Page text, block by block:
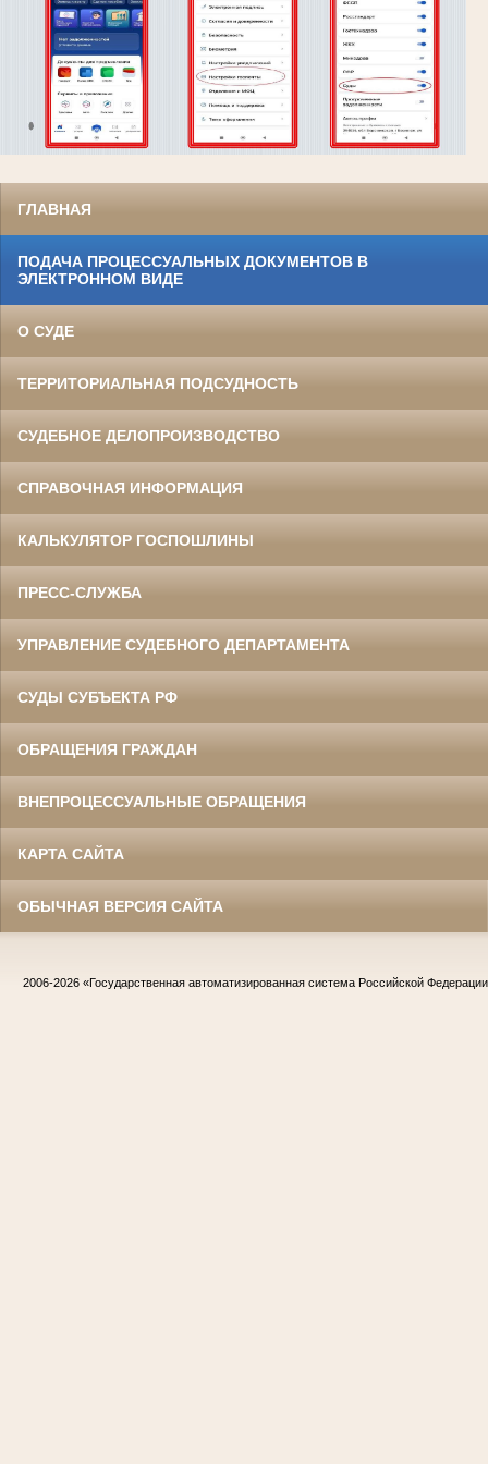
ГЛАВНАЯ
ПОДАЧА ПРОЦЕССУАЛЬНЫХ ДОКУМЕНТОВ В
ЭЛЕКТРОННОМ ВИДЕ
О СУДЕ
ТЕРРИТОРИАЛЬНАЯ ПОДСУДНОСТЬ
СУДЕБНОЕ ДЕЛОПРОИЗВОДСТВО
СПРАВОЧНАЯ ИНФОРМАЦИЯ
КАЛЬКУЛЯТОР ГОСПОШЛИНЫ
ПРЕСС-СЛУЖБА
УПРАВЛЕНИЕ СУДЕБНОГО ДЕПАРТАМЕНТА
СУДЫ СУБЪЕКТА РФ
ОБРАЩЕНИЯ ГРАЖДАН
ВНЕПРОЦЕССУАЛЬНЫЕ ОБРАЩЕНИЯ
КАРТА САЙТА
ОБЫЧНАЯ ВЕРСИЯ САЙТА
2006-2026 «Государственная автоматизированная система Российской